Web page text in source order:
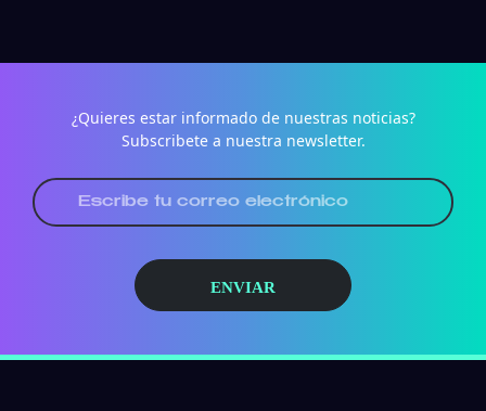
¿Quieres estar informado de nuestras noticias?
Subscribete a nuestra newsletter.
ENVIAR